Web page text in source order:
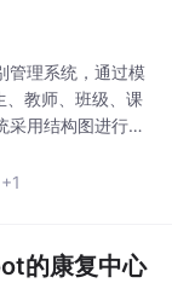
管理系统，通过模
、教师、班级、课
用结构图进行整
析设计，结合图
+1
的康复中心